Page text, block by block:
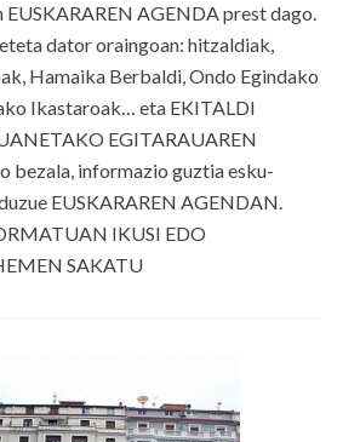
EUSKARAREN AGENDA prest dago.
dator oraingoan: hitzaldiak,
Hamaika Berbaldi, Ondo Egindako
Ikastaroak… eta EKITALDI
EGITARAUAREN
bezala, informazio guztia esku-
EUSKARAREN AGENDAN.
IKUSI EDO
SAKATU